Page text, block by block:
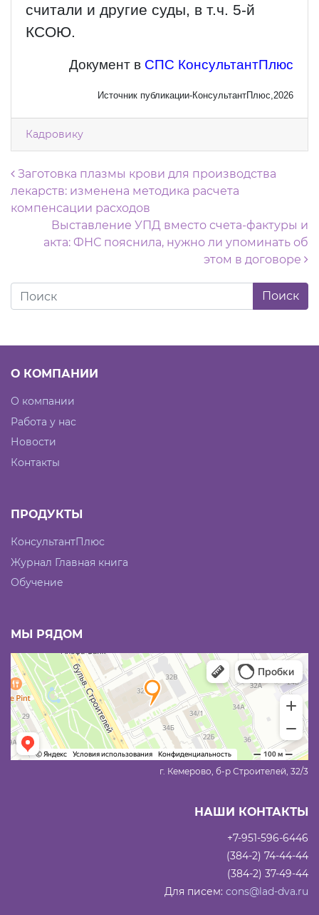
считали и другие суды, в т.ч. 5-й
КСОЮ.
Документ в СПС КонсультантПлюс
Источник публикации-КонсультантПлюс,2026
Кадровику
Навигация по записям
Заготовка плазмы крови для производства
лекарств: изменена методика расчета
компенсации расходов
Выставление УПД вместо счета-фактуры и
акта: ФНС пояснила, нужно ли упоминать об
этом в договоре
О КОМПАНИИ
О компании
Работа у нас
Новости
Контакты
ПРОДУКТЫ
КонсультантПлюс
Журнал Главная книга
Обучение
МЫ РЯДОМ
г. Кемерово, б-р Строителей, 32/3
НАШИ КОНТАКТЫ
+7-951-596-6446
(384-2) 74-44-44
(384-2) 37-49-44
Для писем: cons@lad-dva.ru